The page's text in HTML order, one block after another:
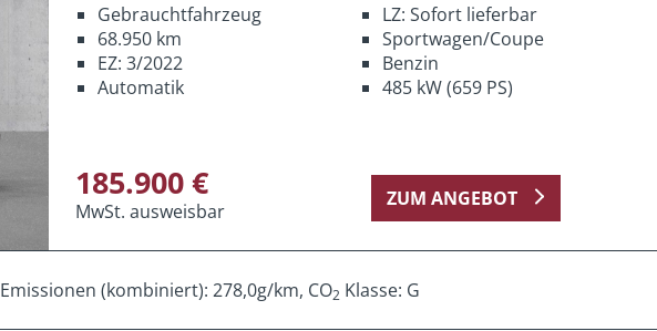
Gebrauchtfahrzeug
68.950 km
EZ: 3/2022
Automatik
LZ: Sofort lieferbar
Sportwagen/Coupe
Benzin
485 kW (659 PS)
185.900 €
MwSt. ausweisbar
ZUM ANGEBOT
Emissionen (kombiniert): 278,0g/km, CO2 Klasse: G